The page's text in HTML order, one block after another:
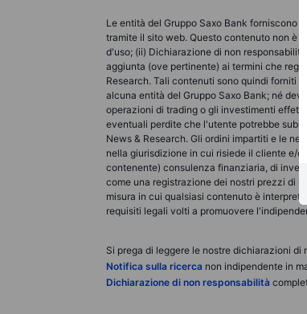
Le entità del Gruppo Saxo Bank forniscono
tramite il sito web. Questo contenuto non è
d'uso; (ii) Dichiarazione di non
aggiunta (ove pertinente) ai termini che
Research. Tali contenuti sono quindi forniti
alcuna entità del Gruppo Saxo Bank; né
operazioni di trading o gli investimenti
eventuali perdite che l'utente potrebbe
News & Research. Gli ordini impartiti e le
nella giurisdizione in cui risiede il cliente e/
contenente) consulenza finanziaria, di
come una registrazione dei nostri prezzi di
misura in cui qualsiasi contenuto è
requisiti legali volti a promuovere
Si prega di leggere le nostre dichiarazioni di
Notifica sulla ricerca non indipendente in
Dichiarazione di non responsabilità